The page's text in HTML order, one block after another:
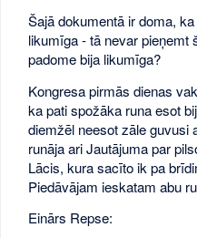
Šajā dokumentā ir doma,
likumīga - tā nevar pieņemt
padome bija likumīga?
Kongresa pirmās dienas
ka pati spožāka runa esot
diemžēl neesot zāle guvusi
runāja ari Jautājuma par
Lācis, kura sacīto ik pa
Piedāvājam ieskatam abu
Einārs Repse: